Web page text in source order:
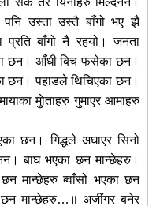
पनि उस्ता उस्तै बाँगो भए झै
बाँगो नै रहयो। जनता
छन। आँधी बिच फसेका छन।
छन। पहाडले थिचिएका छन।
मुाेताहरु गुमाएर आमाहरु
छन। गिद्धले अघाएर सिनो
बाघ भएका छन मान्छेहरु।
मान्छेहरु ब्वाँसो भएका छन
मान्छेहरु…॥ अजींगर बनेर